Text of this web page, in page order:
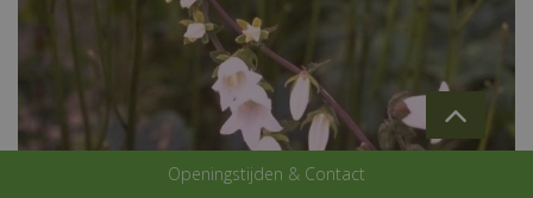
Openingstijden & Contact